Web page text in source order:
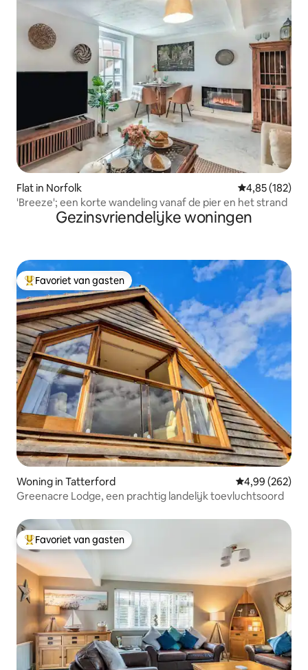
Flat in Norfolk Gemiddelde
4,85 (182)
'Breeze'; een korte wandeling vanaf de pier en het strand
Gezinsvriendelijke woningen
Topfavoriet van gasten
Favoriet van gasten
Woning in Tatterford Gemiddelde
4,99 (262)
Greenacre Lodge, een prachtig landelijk toevluchtsoord
Topfavoriet van gasten
Favoriet van gasten